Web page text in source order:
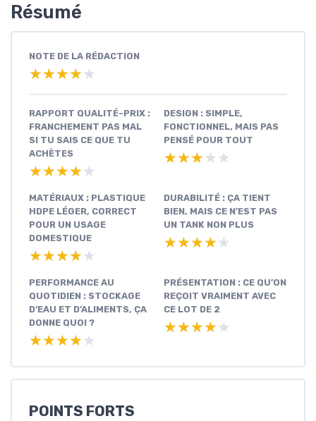
Résumé
NOTE DE LA RÉDACTION
★★★★★
★★★★★
RAPPORT QUALITÉ-PRIX :
FRANCHEMENT PAS MAL
SI TU SAIS CE QUE TU
ACHÈTES
★★★★★
★★★★★
DESIGN : SIMPLE,
FONCTIONNEL, MAIS PAS
PENSÉ POUR TOUT
★★★★★
★★★★★
MATÉRIAUX : PLASTIQUE
HDPE LÉGER, CORRECT
POUR UN USAGE
DOMESTIQUE
★★★★★
★★★★★
DURABILITÉ : ÇA TIENT
BIEN, MAIS CE N’EST PAS
UN TANK NON PLUS
★★★★★
★★★★★
PERFORMANCE AU
QUOTIDIEN : STOCKAGE
D’EAU ET D’ALIMENTS, ÇA
DONNE QUOI ?
★★★★★
★★★★★
PRÉSENTATION : CE QU’ON
REÇOIT VRAIMENT AVEC
CE LOT DE 2
★★★★★
★★★★★
POINTS FORTS